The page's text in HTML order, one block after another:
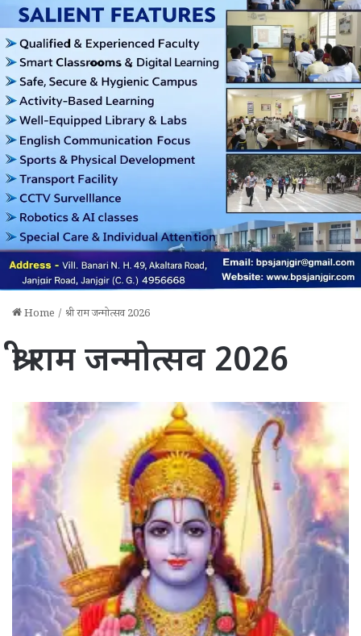
Home / श्री राम जन्मोत्सव 2026
श्री राम जन्मोत्सव 2026